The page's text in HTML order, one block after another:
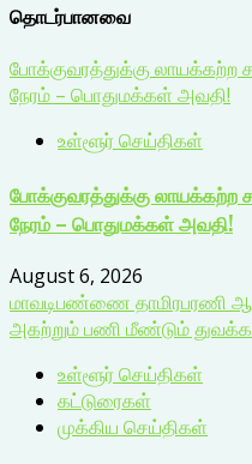
தொடர்பானவை
போக்குவரத்துக்கு
நேரம் – பொதுமக்கள் அவதி!
உள்ளூர் செய்திகள்
போக்குவரத்துக்கு
நேரம் – பொதுமக்கள் அவதி!
August 6, 2026
மாவடிபண்ணை தாமிரபரணி
அகற்றும் பணி மீண்டும்
உள்ளூர் செய்திகள்
கட்டுரைகள்
முக்கிய செய்திகள்